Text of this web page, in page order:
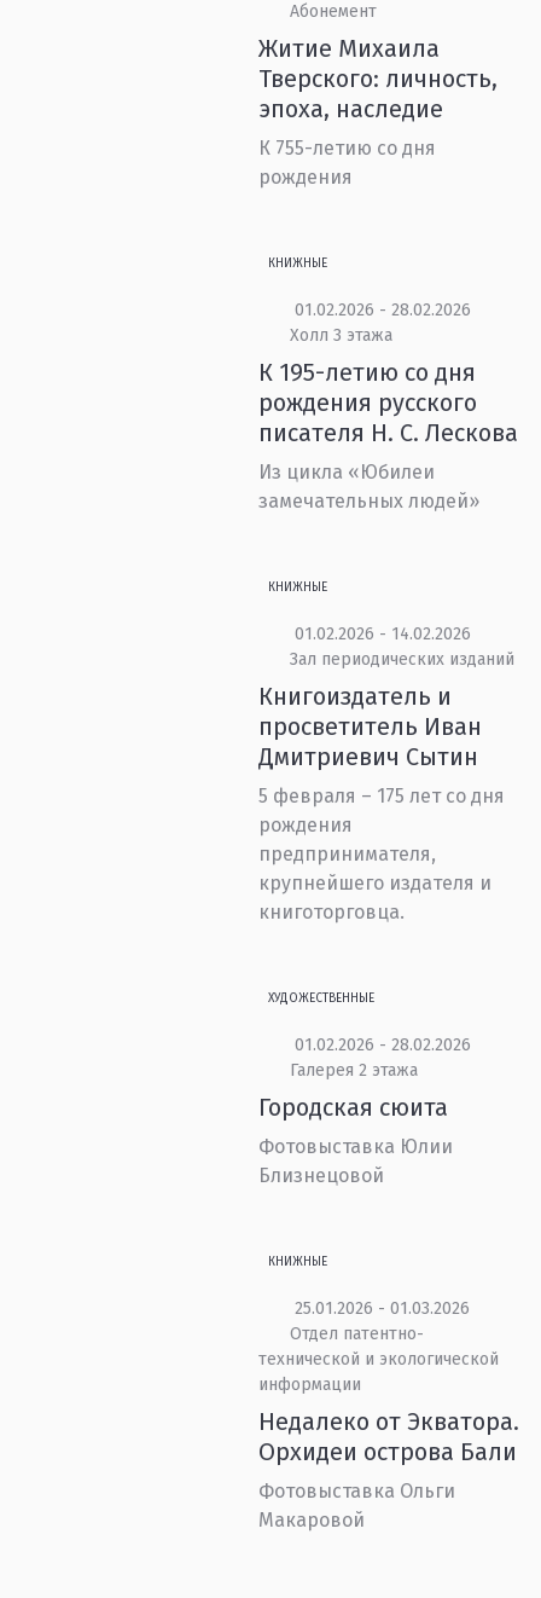
Абонемент
Житие Михаила
Тверского: личность,
эпоха, наследие
К 755-летию со дня
рождения
КНИЖНЫЕ
01.02.2026 - 28.02.2026
Холл 3 этажа
К 195-летию со дня
рождения русского
писателя Н. С. Лескова
Из цикла «Юбилеи
замечательных людей»
КНИЖНЫЕ
01.02.2026 - 14.02.2026
Зал периодических изданий
Книгоиздатель и
просветитель Иван
Дмитриевич Сытин
5 февраля – 175 лет со дня
рождения
предпринимателя,
крупнейшего издателя и
книготорговца.
ХУДОЖЕСТВЕННЫЕ
01.02.2026 - 28.02.2026
Галерея 2 этажа
Городская сюита
Фотовыставка Юлии
Близнецовой
КНИЖНЫЕ
25.01.2026 - 01.03.2026
Отдел патентно-
технической и экологической
информации
Недалеко от Экватора.
Орхидеи острова Бали
Фотовыставка Ольги
Макаровой